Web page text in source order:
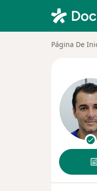
Página De